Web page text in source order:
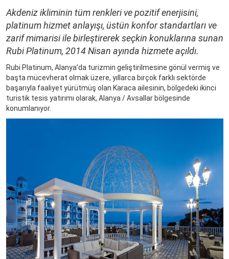
Akdeniz ikliminin tüm renkleri ve pozitif enerjisini,
platinum hizmet anlayışı, üstün konfor standartları ve
zarif mimarisi ile birleştirerek seçkin konuklarına sunan
Rubi Platinum, 2014 Nisan ayında hizmete açıldı.
Rubi Platinum, Alanya’da turizmin geliştirilmesine gönül vermiş ve
başta mücevherat olmak üzere, yıllarca birçok farklı sektörde
başarıyla faaliyet yürütmüş olan Karaca ailesinin, bölgedeki ikinci
turistik tesis yatırımı olarak, Alanya / Avsallar bölgesinde
konumlanıyor.